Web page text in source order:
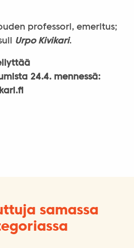
professori, emeritus;
Urpo Kivikari.
24.4. mennessä:
samassa